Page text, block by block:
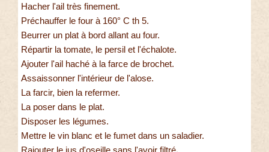
Hacher l'ail très finement.
Préchauffer le four à 160° C th 5.
Beurrer un plat à bord allant au four.
Répartir la tomate, le persil et l'échalote.
Ajouter l'ail haché à la farce de brochet.
Assaissonner l'intérieur de l'alose.
La farcir, bien la refermer.
La poser dans le plat.
Disposer les légumes.
Mettre le vin blanc et le fumet dans un saladier.
Rajouter le jus d'oseille sans l'avoir filtré.